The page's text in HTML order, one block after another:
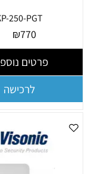
250-PGT
₪770
פרטים
לרכישה